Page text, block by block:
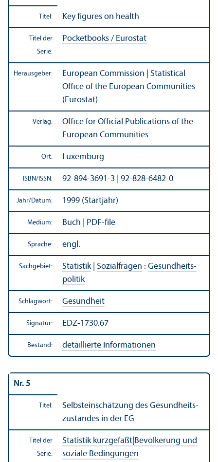
Titel: Key figures on health
Titel der
Serie:
Pocketbooks / Eurostat
Herausgeber:
European Commission | Statistical
Office of the European Communities
(Eurostat)
Verlag:
Office for Official Publications of the
European Communities
Ort: Luxemburg
ISBN/ ISSN: 92-894-3691-3 | 92-828-6482-0
Jahr/Datum: 1999 (Startjahr)
Medium: Buch | PDF-file
Sprache: engl.
Sachgebiet: Statistik| Sozialfragen : Gesundheits­
politik
Schlagwort: Gesundheit
Signatur: EDZ-1730.67
Bestand: detaillierte Informationen
Nr. 5
Titel:
Selbsteinschätzung des Gesundheits­
zustandes in der EG
Titel der
Serie:
Statistik kurzgefaßt Bevölkerung und
soziale Bedingungen